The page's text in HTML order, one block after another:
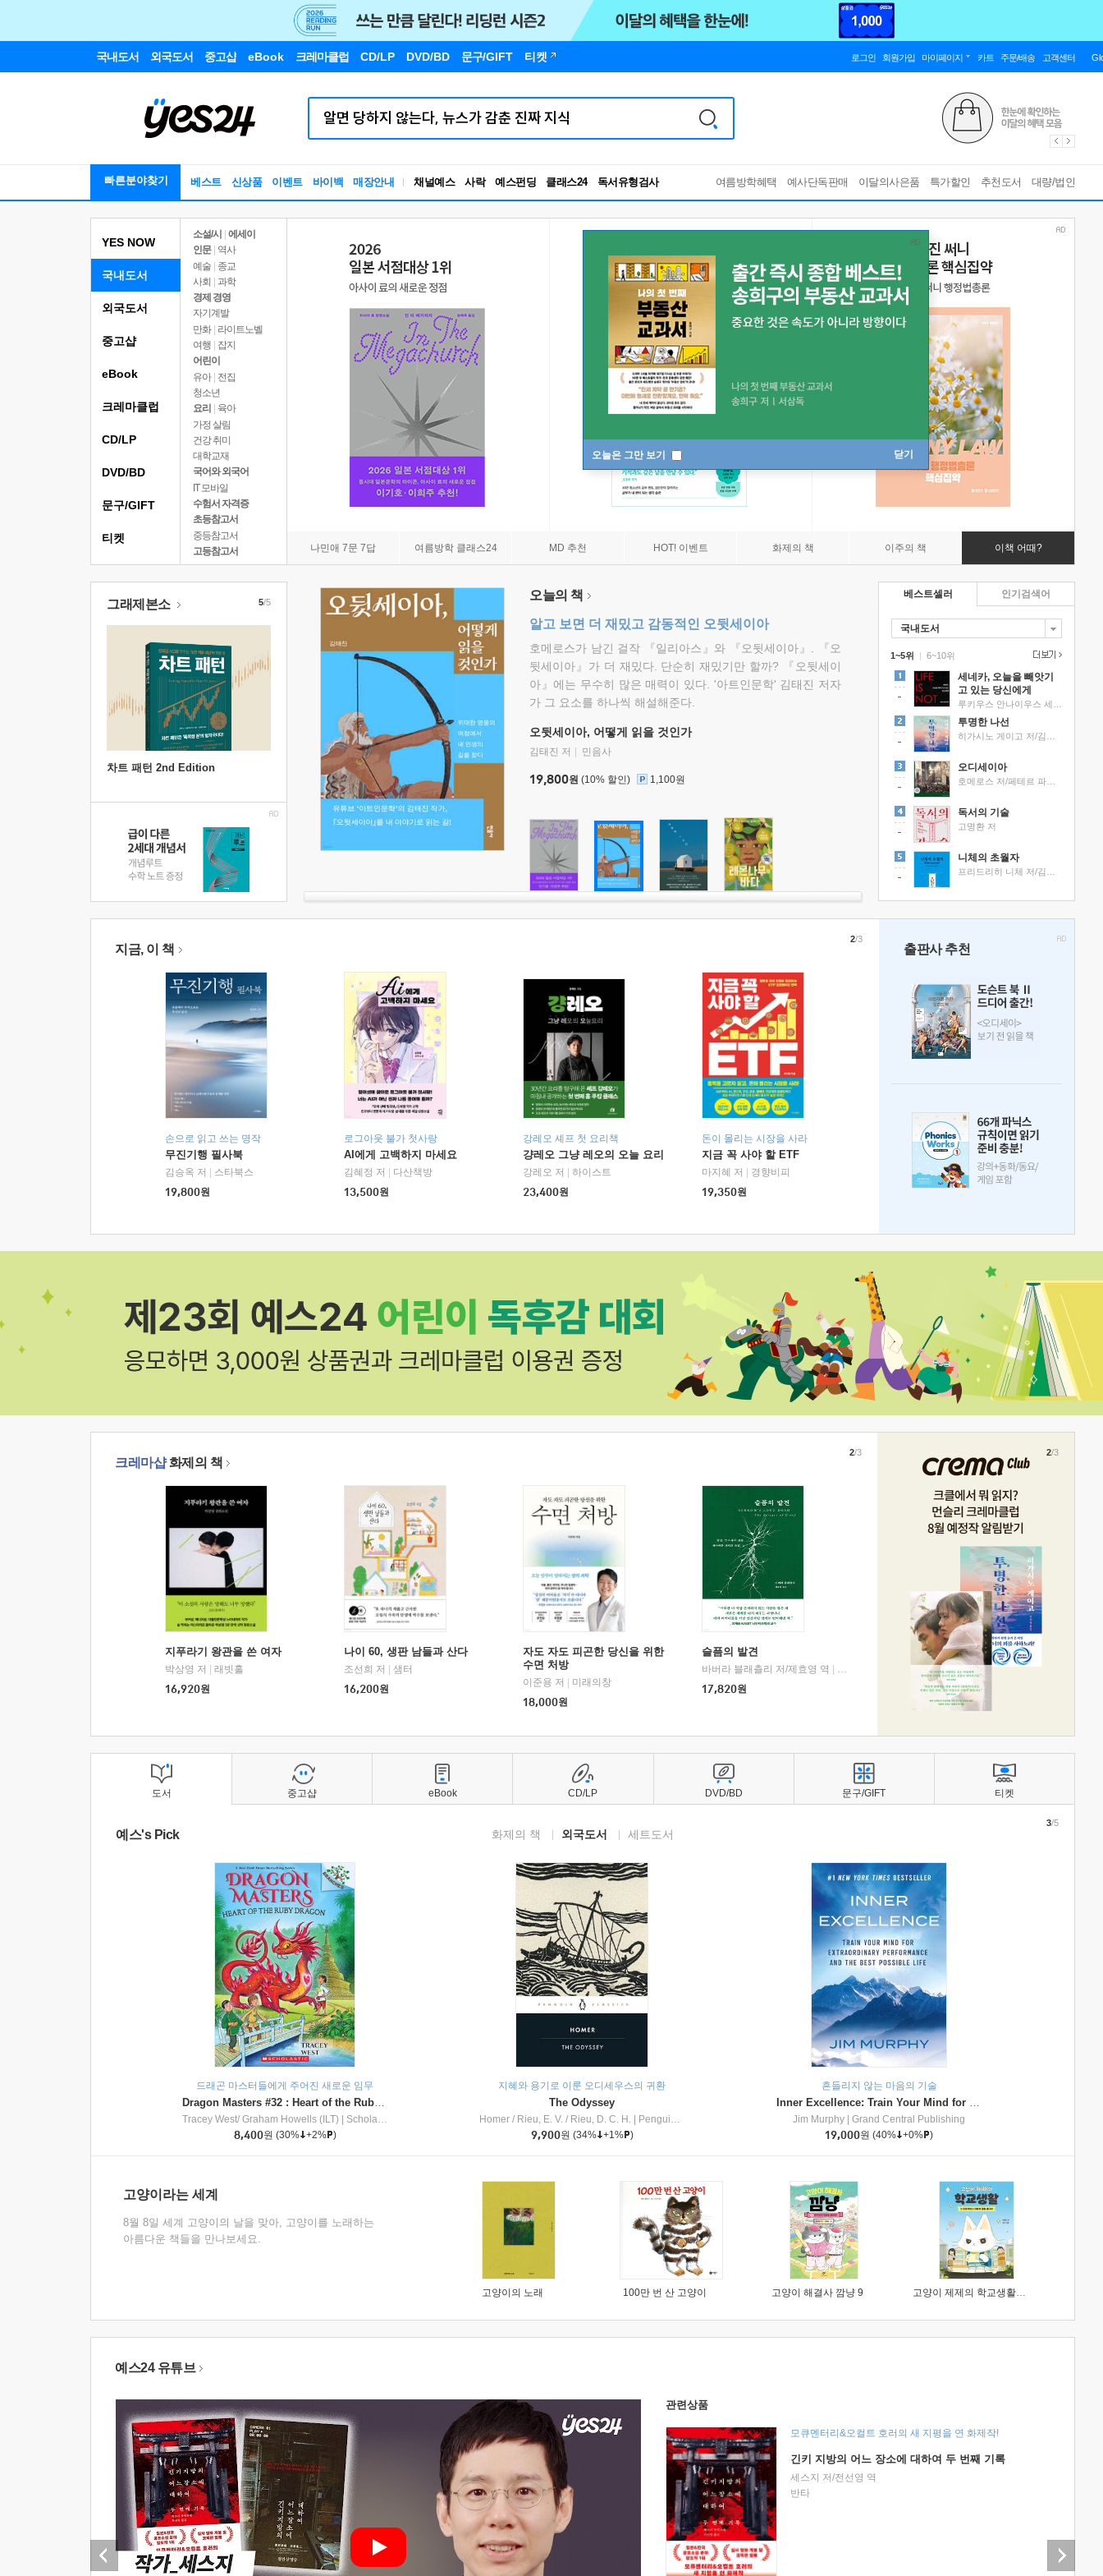
국내도서 외국도서 중고샵 eBook 크레마클럽 CD/LP DVD/BD 문구/GIFT 티켓 로그인 회원가입 마이페이지 카트 주문/배송 고객센터
빠른분야찾기 베스트 신상품 이벤트 바이백 매장안내 채널예스 사락 예스펀딩 클래스24
RBTI Lab
독서유형검사
여름방학혜택 예사단독판매 이달의사은품 특가할인 추천도서 대량/법인
오늘은 그만 보기 닫기
YES NOW
국내도서
소설/시
에세이
인문
역사
예술 | 종교
사회 | 과학
경제 경영
자기계발
만화 | 라이트노벨
여행
잡지
어린이
유아 | 전집
청소년
요리
육아
가정 살림
건강 취미
대학교재
국어와 외국어
IT 모바일
수험서 자격증
초등참고서
중등참고서
고등참고서
나민애 7문 7답 여름방학 클래스24 MD 추천 HOT! 이벤트 화제의 책 이주의 책 이책 어때?
외국도서
중고샵
eBook
크레마클럽
CD/LP
DVD/BD
문구/GIFT
티켓
그래제본소
차트 패턴 2nd Edition
5/5 오늘의 책
알고 보면 더 재밌고 감동적인 오뒷세이아
호메로스가 남긴 걸작 『일리아스』와 『오뒷세이아』. 『오
뒷세이아』가 더 재밌다. 단순히 재밌기만 할까? 『오뒷세이
아』에는 무수히 많은 매력이 있다. '아트인문학' 김태진 저자
가 그 요소를 하나씩 해설해준다.
오뒷세이아, 어떻게 읽을 것인가
김태진 저 민음사
19,800원 (10% 할인) 1,100원
베스트셀러
국내도서
1~5위 |
세네카, 오늘을 빼앗기
고 있는 당신에게
투명한 나선
오디세이아
독서의 기술
고명환 저
니체의 초월자
6~10위
인기검색어
지금, 이 책
손으로 읽고 쓰는 명작
무진기행 필사북
김승옥 저
스타북스
19,800원
로그아웃 불가 첫사랑
AI에게 고백하지 마세요
김혜정 저
다산책방
13,500원
강레오 셰프 첫 요리책
걍레오 그냥 레오의 오늘 요리
강레오 저
하이스트
23,400원
돈이 몰리는 시장을 사라
지금 꼭 사야 할 ETF
마지혜 저
경향비피
19,350원
2/3
출판사 추천
크레마샵화제의 책
지푸라기 왕관을 쓴 여자
박상영 저
래빗홀
16,920원
나이 60, 생판 남들과 산다
조선희 저
샘터
16,200원
자도 자도 피곤한 당신을 위한
수면 처방
이준용 저
미래의창
18,000원
슬픔의 발견
바버라 블래츨리 저/제효영 역
디플롯
17,820원
2/3 2/3
도서
예스's Pick 화제의 책 외국도서 세트도서
드래곤 마스터들에게 주어진 새로운 임무
Dragon Masters #32 : Heart of the Ruby Dragon (A Branches Book)
Tracey West/ Graham Howells (ILT)
Scholastic Inc
8,400원 (30% +2% )
지혜와 용기로 이룬 오디세우스의 귀환
The Odyssey
Homer / Rieu, E. V. / Rieu, D. C. H.
Penguin Group
9,900원 (34% +1% )
흔들리지 않는 마음의 기술
Inner Excellence: Train Your Mind for Extraordinary Performance and the Best Possible Life
Jim Murphy
Grand Central Publishing
19,000원 (40% +0% )
3/5
고양이라는 세계
8월 8일 세계 고양이의 날을 맞아, 고양이를 노래하는
아름다운 책들을 만나보세요.
고양이의 노래 100만 번 산 고양이 고양이 해결사 깜냥 9 고양이 제제의 학교생활 1 : 초등학생이 이렇게 힘들 줄이야
중고샵 eBook CD/LP DVD/BD 문구/GIFT 티켓
예스24 유튜브
관련상품
모큐멘터리&오컬트 호러의 새 지평을 연 화제작!
긴키 지방의 어느 장소에 대하여 두 번째 기록
세스지 저/전선영 역
반타